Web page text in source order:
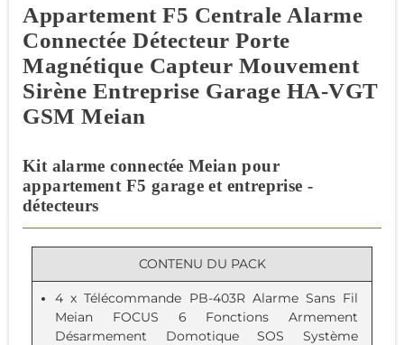
Appartement F5 Centrale Alarme
Connectée Détecteur Porte
Magnétique Capteur Mouvement
Sirène Entreprise Garage HA-VGT
GSM Meian
Kit alarme connectée Meian pour
appartement F5 garage et entreprise -
détecteurs
CONTENU DU PACK
4 xTélécommande PB-403R Alarme Sans Fil
Meian FOCUS 6 Fonctions Armement
Désarmement Domotique SOS Système